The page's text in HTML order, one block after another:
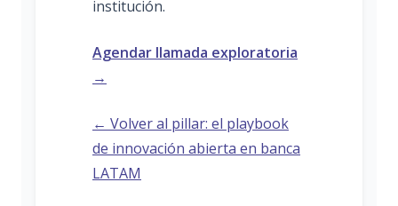
institución.
Agendar llamada exploratoria
→
← Volver al pillar: el playbook
de innovación abierta en banca
LATAM